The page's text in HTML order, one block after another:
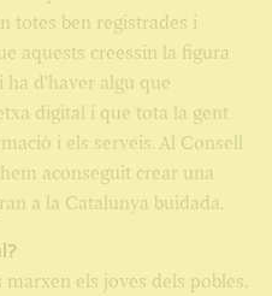
totes ben registrades i
aquests creessin la figura
ha d'haver algú que
digital i que tota la gent
i els serveis. Al Consell
aconseguit crear una
a la Catalunya buidada.
els joves dels pobles,